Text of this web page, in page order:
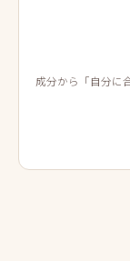
成分から「自分に